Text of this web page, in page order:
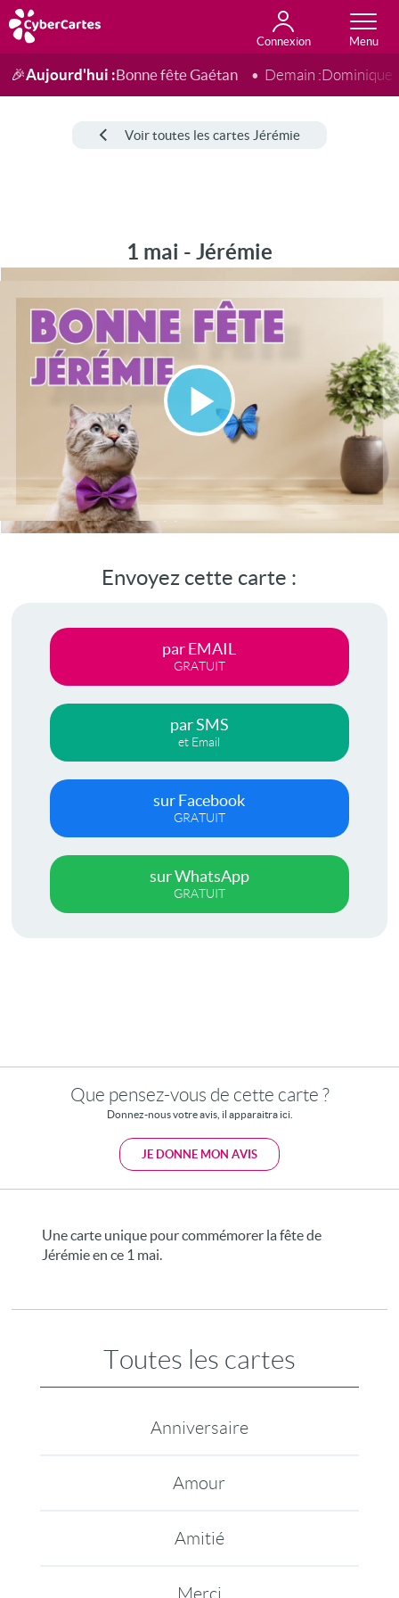
Connexion
Anniversaire
Fête du jour
Amour
Amitié
Merci
Toutes les cartes
🎉Aujourd'hui :Bonne fête Gaétan Demain :Dominique
Voir toutes les cartes Jérémie
1 mai - Jérémie
Lire
la
vidéo
Envoyez cette carte :
par EMAIL
GRATUIT
par SMS
et Email
sur Facebook
GRATUIT
sur WhatsApp
GRATUIT
Que pensez-vous de cette carte ?
Donnez-nous votre avis, il apparaitra ici.
JE DONNE MON AVIS
Une carte unique pour commémorer la fête de
Jérémie en ce 1 mai.
Toutes les cartes
Anniversaire
Amour
Amitié
Merci